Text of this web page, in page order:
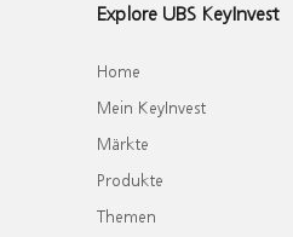
Explore UBS KeyInvest
Home
Mein KeyInvest
Märkte
Produkte
Themen